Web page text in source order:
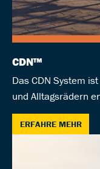
CDN™
Das CDN System
und Alltagsrädern
ERFAHRE MEHR